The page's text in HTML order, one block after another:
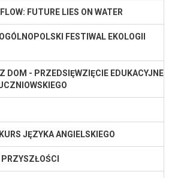
FUTURE LIES ON WATER
FESTIWAL EKOLOGII
DOM - PRZEDSIĘWZIĘCIE EDUKACYJNE
JĘZYKA ANGIELSKIEGO